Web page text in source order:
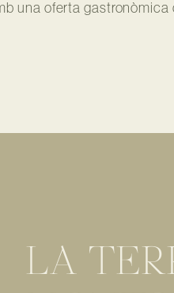
una oferta gastronòmica
LA